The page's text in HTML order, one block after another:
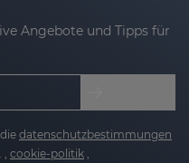
die
Hellt Pigmentflecken
Angebote und Tipps für
datenschutzbestimmungen
cookie-politik